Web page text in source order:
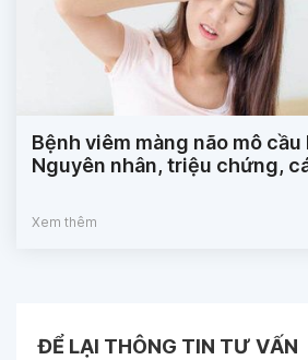
Bệnh viêm màng não mô cầu
Nguyên nhân, triệu chứng,
Xem thêm
ĐỂ LẠI THÔNG TIN TƯ VẤN